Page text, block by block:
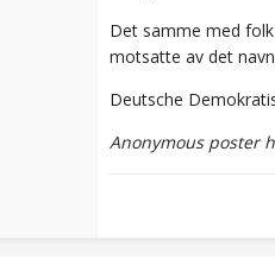
Det samme med
motsatte av det
Deutsche
Anonymous poster